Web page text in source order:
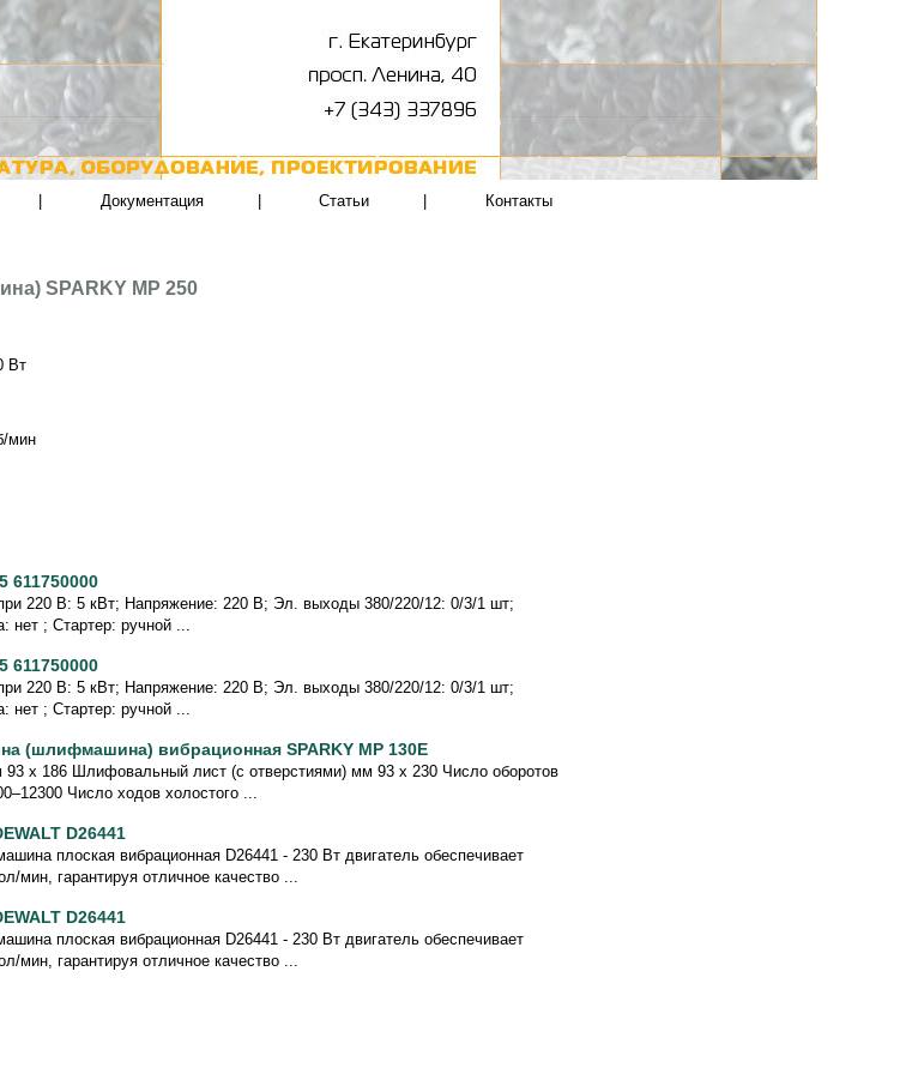
Документация Статьи Контакты
SPARKY MP 250
Вт
мин
611750000
220 В: 5 кВт; Напряжение: 220 В; Эл. выходы 380/220/12: 0/3/1 шт;
нет ; Стартер: ручной ...
611750000
220 В: 5 кВт; Напряжение: 220 В; Эл. выходы 380/220/12: 0/3/1 шт;
нет ; Стартер: ручной ...
(шлифмашина) вибрационная SPARKY МР 130Е
x 186 Шлифовальный лист (с отверстиями) мм 93 x 230 Число оборотов
Число ходов холостого ...
D26441
плоская вибрационная D26441 - 230 Вт двигатель обеспечивает
мин, гарантируя отличное качество ...
D26441
плоская вибрационная D26441 - 230 Вт двигатель обеспечивает
мин, гарантируя отличное качество ...